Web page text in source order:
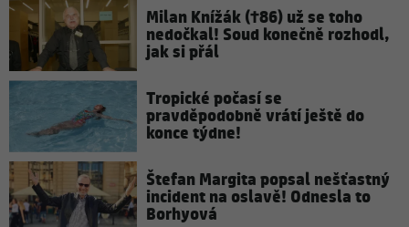
Milan Knížák (†86) už se toho
nedočkal! Soud konečně rozhodl,
jak si přál
Tropické počasí se
pravděpodobně vrátí ještě do
konce týdne!
Štefan Margita popsal nešťastný
incident na oslavě! Odnesla to
Borhyová